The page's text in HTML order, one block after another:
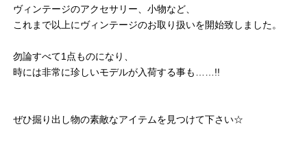
ヴィンテージのアクセサリー、小物など、
これまで以上にヴィンテージのお取り扱いを開始致しました。
勿論すべて1点ものになり、
時には非常に珍しいモデルが入荷する事も……!!
ぜひ掘り出し物の素敵なアイテムを見つけて下さい☆